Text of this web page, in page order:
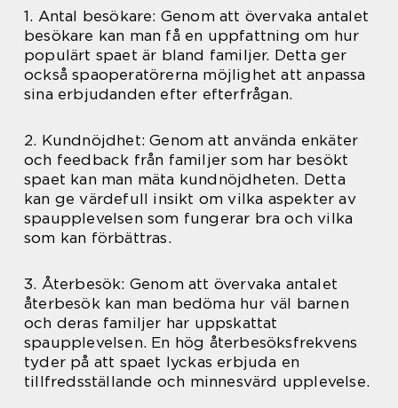
1. Antal besökare: Genom att övervaka antalet
besökare kan man få en uppfattning om hur
populärt spaet är bland familjer. Detta ger
också spaoperatörerna möjlighet att anpassa
sina erbjudanden efter efterfrågan.
2. Kundnöjdhet: Genom att använda enkäter
och feedback från familjer som har besökt
spaet kan man mäta kundnöjdheten. Detta
kan ge värdefull insikt om vilka aspekter av
spaupplevelsen som fungerar bra och vilka
som kan förbättras.
3. Återbesök: Genom att övervaka antalet
återbesök kan man bedöma hur väl barnen
och deras familjer har uppskattat
spaupplevelsen. En hög återbesöksfrekvens
tyder på att spaet lyckas erbjuda en
tillfredsställande och minnesvärd upplevelse.